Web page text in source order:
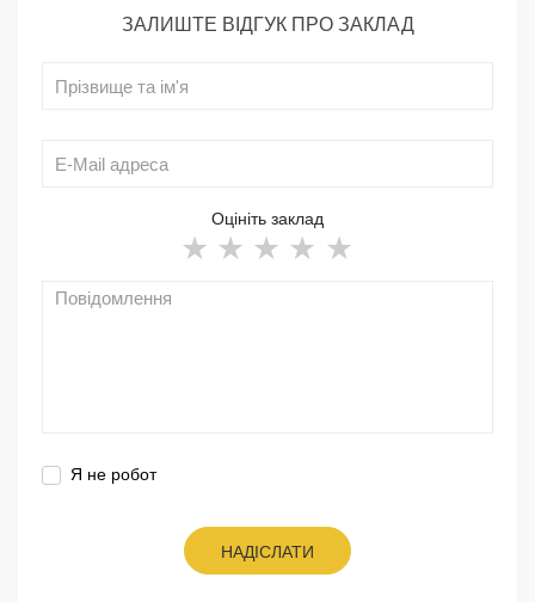
ЗАЛИШТЕ ВІДГУК ПРО ЗАКЛАД
Оцініть заклад
Я не робот
НАДІСЛАТИ